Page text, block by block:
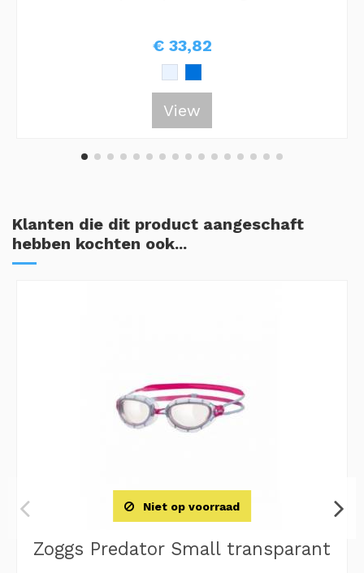
€ 33,82
View
Klanten die dit product aangeschaft
hebben kochten ook...
Niet op voorraad
Zoggs Predator Small transparant